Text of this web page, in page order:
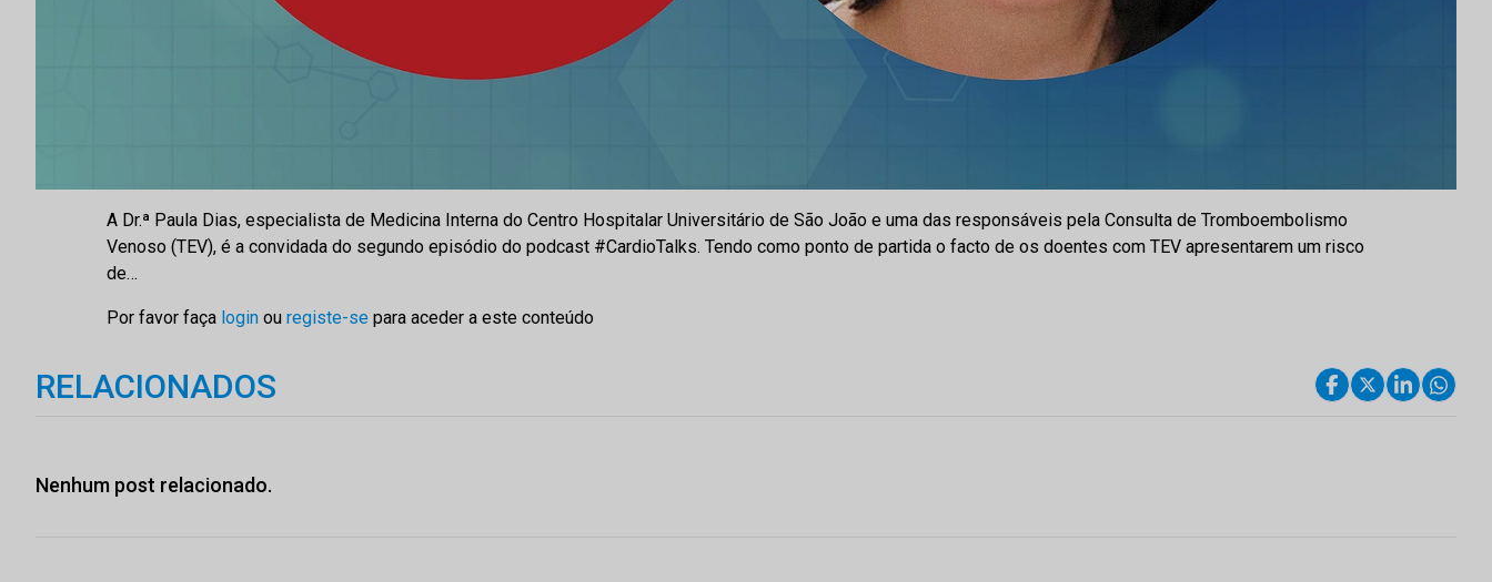
A Dr.ª Paula Dias, especialista de Medicina Interna do Centro Hospitalar Universitário de São João e uma das responsáveis pela Consulta de Tromboembolismo
Venoso (TEV), é a convidada do segundo episódio do podcast #CardioTalks. Tendo como ponto de partida o facto de os doentes com TEV apresentarem um risco
de…
Por favor faça login ou registe-se para aceder a este conteúdo
RELACIONADOS
Nenhum post relacionado.